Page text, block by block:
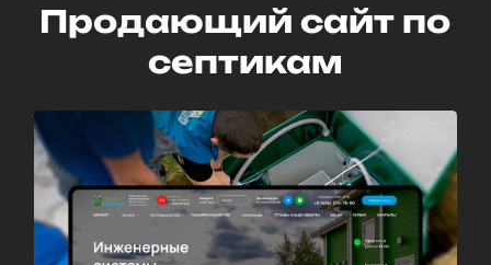
Продающий сайт по
септикам